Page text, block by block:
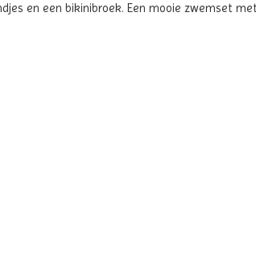
en een bikinibroek. Een mooie zwemset